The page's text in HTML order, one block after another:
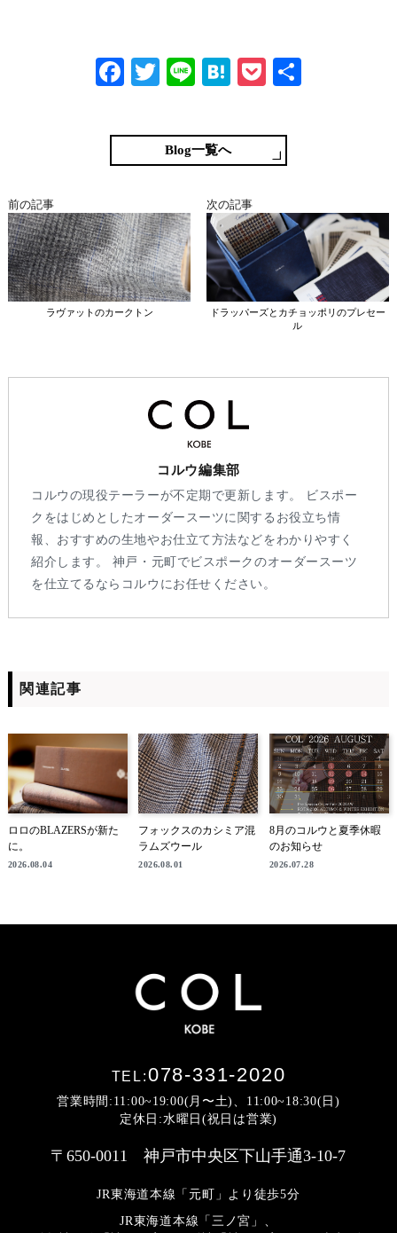
Fa
bo
ok
T
tte
r
Li
H
en
a
P
ke
t
Blog一覧へ
前の記事
ラヴァットのカークトン
次の記事
ドラッパーズとカチョッポリのプレセー
ル
コルウ編集部
コルウの現役テーラーが不定期で更新します。 ビスポー
クをはじめとしたオーダースーツに関するお役立ち情
報、おすすめの生地やお仕立て方法などをわかりやすく
紹介します。 神戸・元町でビスポークのオーダースーツ
を仕立てるならコルウにお任せください。
関連記事
ロロのBLAZERSが新た
に。
2026.08.04
フォックスのカシミア混
ラムズウール
2026.08.01
8月のコルウと夏季休暇
のお知らせ
2026.07.28
TEL:078-331-2020
営業時間:11:00~19:00(月〜土)、11:00~18:30(日)
定休日:水曜日(祝日は営業)
〒650-0011 神戸市中央区下山手通3-10-7
JR東海道本線「元町」より徒歩5分
JR東海道本線「三ノ宮」、